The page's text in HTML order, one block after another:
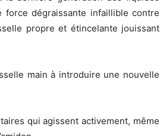
dégraissante infaillible contre
propre et étincelante jouissant
main à introduire une nouvelle
qui agissent activement, même